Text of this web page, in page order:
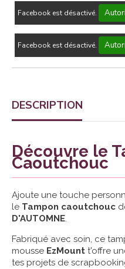
Facebook est désactivé.
Facebook est désactivé.
DESCRIPTION
Découvre le
Caoutchouc
Ajoute une touche
le Tampon caoutchouc
D'AUTOMNE.
Fabriqué avec soin, ce
mousse EzMount t'offre
tes projets de